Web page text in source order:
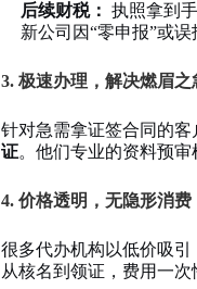
后续财税： 执照拿到
新公司因“零申报”或
3. 极速办理，解决燃眉之
针对急需拿证签合同的
证。他们专业的资料预
4. 价格透明，无隐形消费
很多代办机构以低价吸引
从核名到领证，费用一